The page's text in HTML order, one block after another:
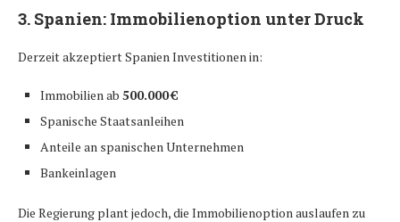
3. Spanien: Immobilienoption unter Druck
Derzeit akzeptiert Spanien Investitionen in:
Immobilien ab 500.000 €
Spanische Staatsanleihen
Anteile an spanischen Unternehmen
Bankeinlagen
Die Regierung plant jedoch, die Immobilienoption auslaufen zu